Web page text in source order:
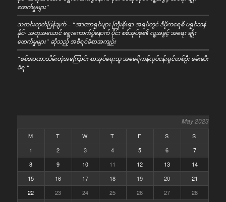
ဖောက်မှုများ”
သတင်းထုတ်ပြန်ချက် – “အာဏာရှင်များ ကြီးစိုးရာ အရပ်တွင် ဒီမိုကရေစီ မရှင်သန်
နိုင်- အတုအယောင် ရွေးကောက်ပွဲနောက် ပိုင်း စစ်အုပ်စု၏ လူ့အခွင့် အရေး ချိုး
ဖောက်မှုများ” ဆိုသည့် အစီရင်ခံစာအကျဉ်း
“စစ်အာဏာသိမ်းတဲ့အကြောင်း စာအုပ်ရေးသူ အမေရိကန်လုပ်ငန်းရှင်တစ်ဦး ဖမ်းဆီး
ခံရ “
May 2023
M T W T F S
S
1
2 3 4 5 6
7
8
9 10 11 12 13
14
15
16 17 18 19 20
21
22
23 24 25 26 27 28